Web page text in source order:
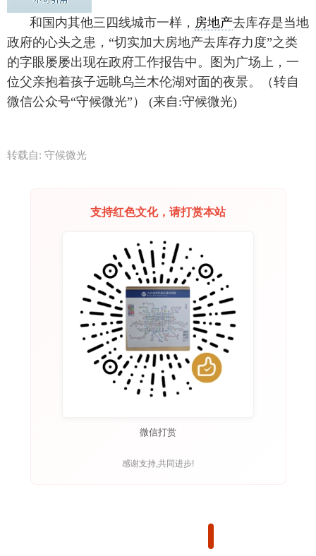
和国内其他三四线城市一样， 房地产去库存是当地
政府的心头之患，“切实加大房地产去库存力度”之类
的字眼屡屡出现在政府工作报告中。图为广场上，一
位父亲抱着孩子远眺乌兰木伦湖对面的夜景。（转自
微信公众号“守候微光”） (来自:守候微光)
转载自: 守候微光
支持红色文化，请打赏本站
微信打赏
感谢支持,共同进步!